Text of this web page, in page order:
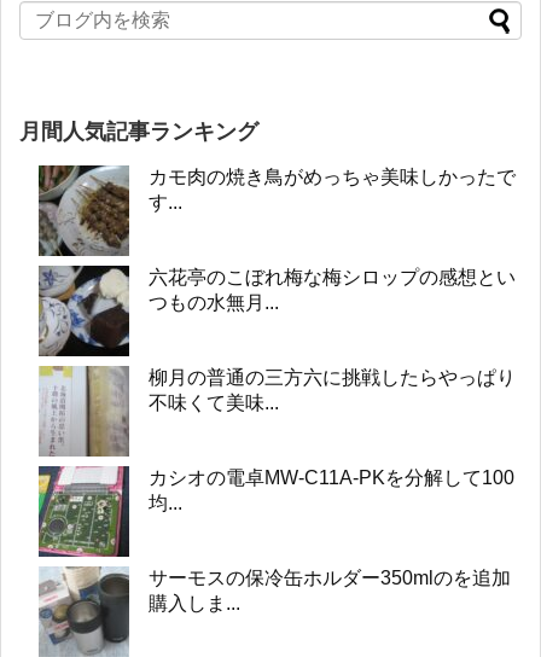
月間人気記事ランキング
カモ肉の焼き鳥がめっちゃ美味しかったで
す...
六花亭のこぼれ梅な梅シロップの感想とい
つもの水無月...
柳月の普通の三方六に挑戦したらやっぱり
不味くて美味...
カシオの電卓MW-C11A-PKを分解して100
均...
サーモスの保冷缶ホルダー350mlのを追加
購入しま...